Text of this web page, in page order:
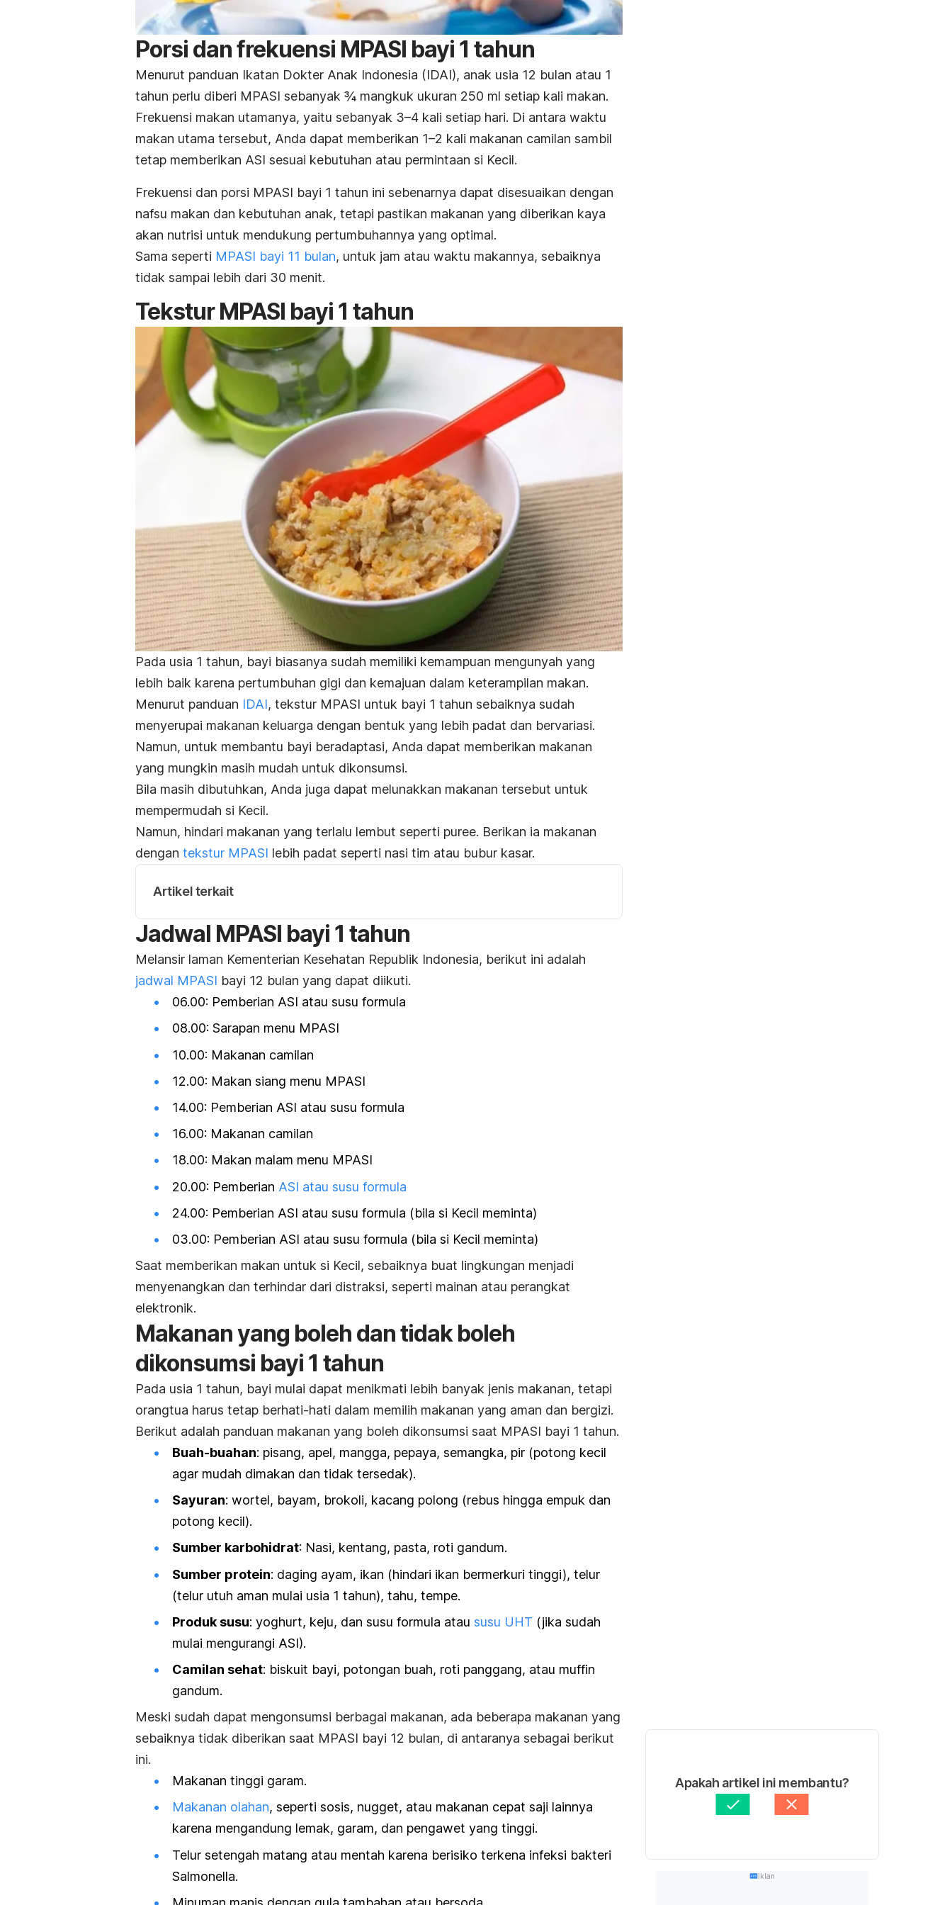
Porsi dan frekuensi MPASI bayi 1 tahun
Menurut panduan Ikatan Dokter Anak Indonesia (IDAI), anak usia 12 bulan atau 1
tahun perlu diberi MPASI sebanyak ¾ mangkuk ukuran 250 ml setiap kali makan.
Frekuensi makan utamanya, yaitu sebanyak 3–4 kali setiap hari. Di antara waktu
makan utama tersebut, Anda dapat memberikan 1–2 kali makanan camilan sambil
tetap memberikan ASI sesuai kebutuhan atau permintaan si Kecil.
Frekuensi dan porsi MPASI bayi 1 tahun ini sebenarnya dapat disesuaikan dengan
nafsu makan dan kebutuhan anak, tetapi pastikan makanan yang diberikan kaya
akan nutrisi untuk mendukung pertumbuhannya yang optimal.
Sama seperti MPASI bayi 11 bulan, untuk jam atau waktu makannya, sebaiknya
tidak sampai lebih dari 30 menit.
Tekstur MPASI bayi 1 tahun
Pada usia 1 tahun, bayi biasanya sudah memiliki kemampuan mengunyah yang
lebih baik karena pertumbuhan gigi dan kemajuan dalam keterampilan makan.
Menurut panduan IDAI, tekstur MPASI untuk bayi 1 tahun sebaiknya sudah
menyerupai makanan keluarga dengan bentuk yang lebih padat dan bervariasi.
Namun, untuk membantu bayi beradaptasi, Anda dapat memberikan makanan
yang mungkin masih mudah untuk dikonsumsi.
Bila masih dibutuhkan, Anda juga dapat melunakkan makanan tersebut untuk
mempermudah si Kecil.
Namun, hindari makanan yang terlalu lembut seperti puree. Berikan ia makanan
dengan tekstur MPASI lebih padat seperti nasi tim atau bubur kasar.
Artikel terkait
Jadwal MPASI bayi 1 tahun
Melansir laman Kementerian Kesehatan Republik Indonesia, berikut ini adalah
jadwal MPASI bayi 12 bulan yang dapat diikuti.
06.00: Pemberian ASI atau susu formula
08.00: Sarapan menu MPASI
10.00: Makanan camilan
12.00: Makan siang menu MPASI
14.00: Pemberian ASI atau susu formula
16.00: Makanan camilan
18.00: Makan malam menu MPASI
20.00: Pemberian ASI atau susu formula
24.00: Pemberian ASI atau susu formula (bila si Kecil meminta)
03.00: Pemberian ASI atau susu formula (bila si Kecil meminta)
Saat memberikan makan untuk si Kecil, sebaiknya buat lingkungan menjadi
menyenangkan dan terhindar dari distraksi, seperti mainan atau perangkat
elektronik.
Makanan yang boleh dan tidak boleh
dikonsumsi bayi 1 tahun
Pada usia 1 tahun, bayi mulai dapat menikmati lebih banyak jenis makanan, tetapi
orangtua harus tetap berhati-hati dalam memilih makanan yang aman dan bergizi.
Berikut adalah panduan makanan yang boleh dikonsumsi saat MPASI bayi 1 tahun.
Buah-buahan: pisang, apel, mangga, pepaya, semangka, pir (potong kecil
agar mudah dimakan dan tidak tersedak).
Sayuran: wortel, bayam, brokoli, kacang polong (rebus hingga empuk dan
potong kecil).
Sumber karbohidrat: Nasi, kentang, pasta, roti gandum.
Sumber protein: daging ayam, ikan (hindari ikan bermerkuri tinggi), telur
(telur utuh aman mulai usia 1 tahun), tahu, tempe.
Produk susu: yoghurt, keju, dan susu formula atau susu UHT (jika sudah
mulai mengurangi ASI).
Camilan sehat: biskuit bayi, potongan buah, roti panggang, atau muffin
gandum.
Meski sudah dapat mengonsumsi berbagai makanan, ada beberapa makanan yang
sebaiknya tidak diberikan saat MPASI bayi 12 bulan, di antaranya sebagai berikut
ini.
Makanan tinggi garam.
Makanan olahan, seperti sosis, nugget, atau makanan cepat saji lainnya
karena mengandung lemak, garam, dan pengawet yang tinggi.
Telur setengah matang atau mentah karena berisiko terkena infeksi bakteri
Salmonella.
Apakah artikel ini membantu?
Iklan